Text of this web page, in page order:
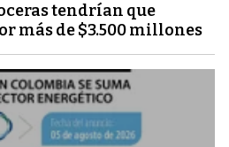
tendrían que
más de $3.500 millones